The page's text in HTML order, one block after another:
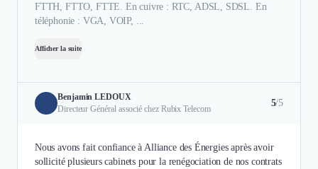
FTTH, FTTO, FTTE. En cuivre : RTC, ADSL, SDSL. En
téléphonie : VGA, VOIP, ...
Afficher la suite
Benjamin LEDOUX
Directeur Général associé chez Rubix Telecom
5/5
Nous avons fait confiance à Alliance des Énergies après avoir
sollicité plusieurs cabinets pour la renégociation de nos contrats